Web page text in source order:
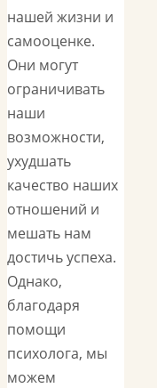
нашей жизни и
самооценке.
Они могут
ограничивать
наши
возможности,
ухудшать
качество наших
отношений и
мешать нам
достичь успеха.
Однако,
благодаря
помощи
психолога, мы
можем